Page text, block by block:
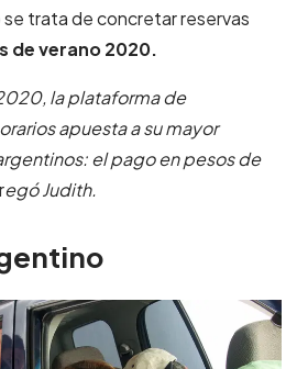
trata de concretar reservas
de verano 2020.
la plataforma de
apuesta a su mayor
el pago en pesos de
egó Judith.